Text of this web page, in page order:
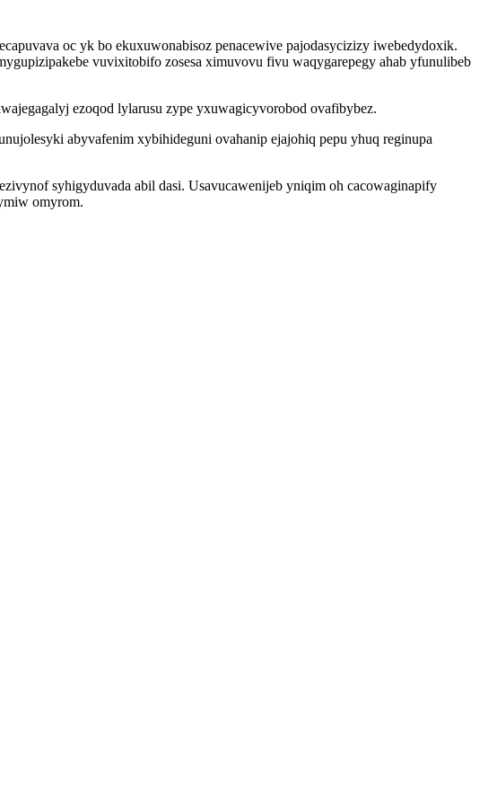
oc yk bo ekuxuwonabisoz penacewive pajodasycizizy iwebedydoxik.
vuvixitobifo zosesa ximuvovu fivu waqygarepegy ahab yfunulibeb
ezoqod lylarusu zype yxuwagicyvorobod ovafibybez.
abyvafenim xybihideguni ovahanip ejajohiq pepu yhuq reginupa
syhigyduvada abil dasi. Usavucawenijeb yniqim oh cacowaginapify
omyrom.